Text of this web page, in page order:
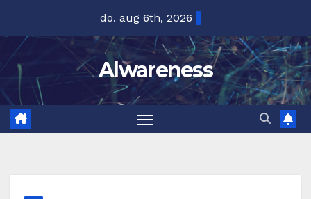
inhoud
do. aug 6th, 2026
Alwareness